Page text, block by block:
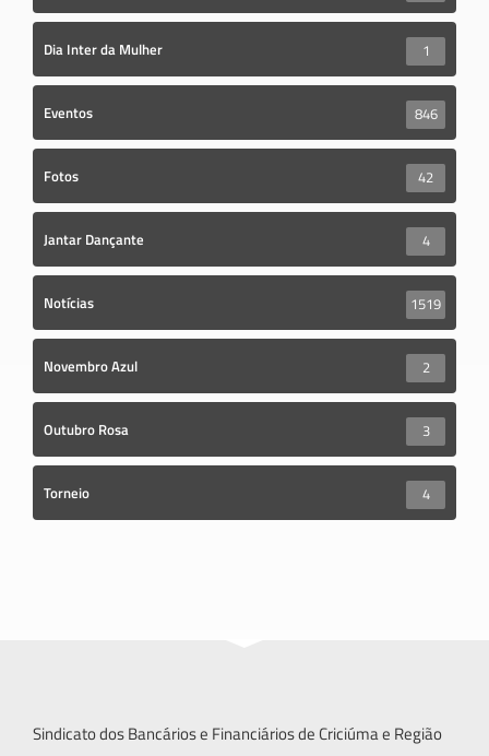
Dia Inter da Mulher 1
Eventos 846
Fotos 42
Jantar Dançante 4
Notícias 1519
Novembro Azul 2
Outubro Rosa 3
Torneio 4
Sindicato dos Bancários e Financiários de Criciúma e Região